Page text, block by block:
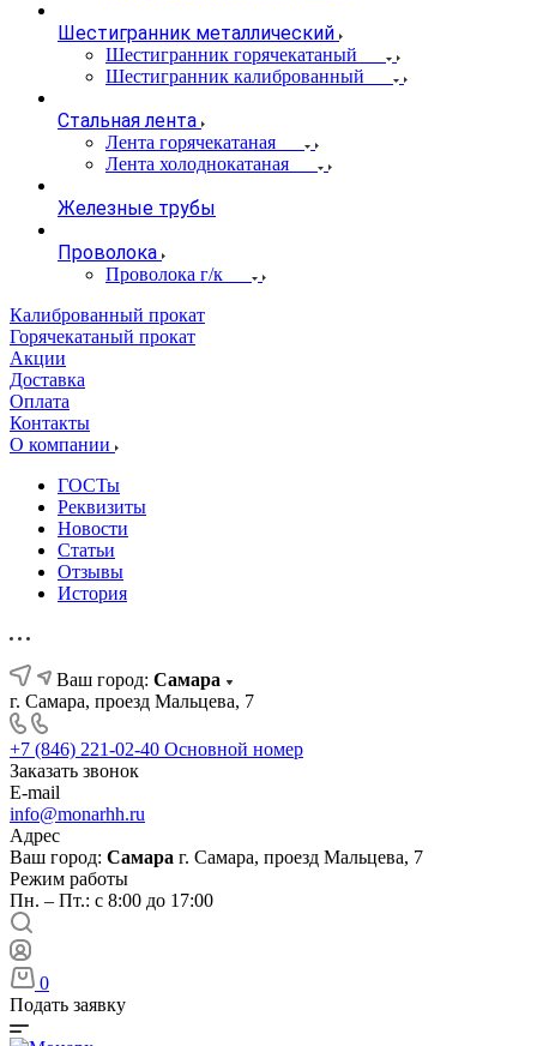
Шестигранник металлический
Шестигранник горячекатаный
Шестигранник калиброванный
Стальная лента
Лента горячекатаная
Лента холоднокатаная
Железные трубы
Проволока
Проволока г/к
Калиброванный прокат
Горячекатаный прокат
Акции
Доставка
Оплата
Контакты
О компании
ГОСТы
Реквизиты
Новости
Статьи
Отзывы
История
Ваш город: Самара
г. Самара, проезд Мальцева, 7
+7 (846) 221-02-40 Основной номер
Заказать звонок
E-mail
info@monarhh.ru
Адрес
Ваш город: Самара г. Самара, проезд Мальцева, 7
Режим работы
Пн. – Пт.: с 8:00 до 17:00
0
Подать заявку